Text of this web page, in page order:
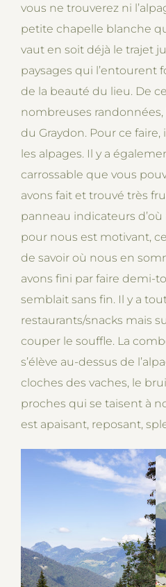
vous ne trouverez ni
petite chapelle blanche
vaut en soit déjà le trajet
paysages qui l’entourent
de la beauté du lieu. De
nombreuses randonnées,
du Graydon. Pour ce faire,
les alpages. Il y a
carrossable que vous
avons fait et trouvé très
panneau indicateurs
pour nous est motivant,
de savoir où nous en
avons fini par faire demi-
semblait sans fin. Il y a
restaurants/snacks mais
couper le souffle. La
s’élève au-dessus de
cloches des vaches, le
proches qui se taisent à
est apaisant, reposant,